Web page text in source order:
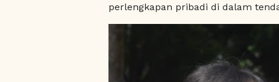
perlengkapan pribadi di dalam